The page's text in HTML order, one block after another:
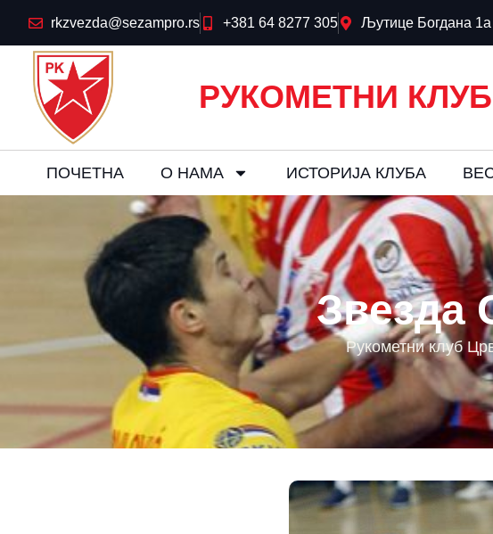
rkzvezda@sezampro.rs +381 64 8277 305 Љутице Богдана 1а
РУКОМЕТНИ
ПОЧЕТНА О НАМА ИСТОРИЈА КЛУБА
Звезда
Рукометни клуб